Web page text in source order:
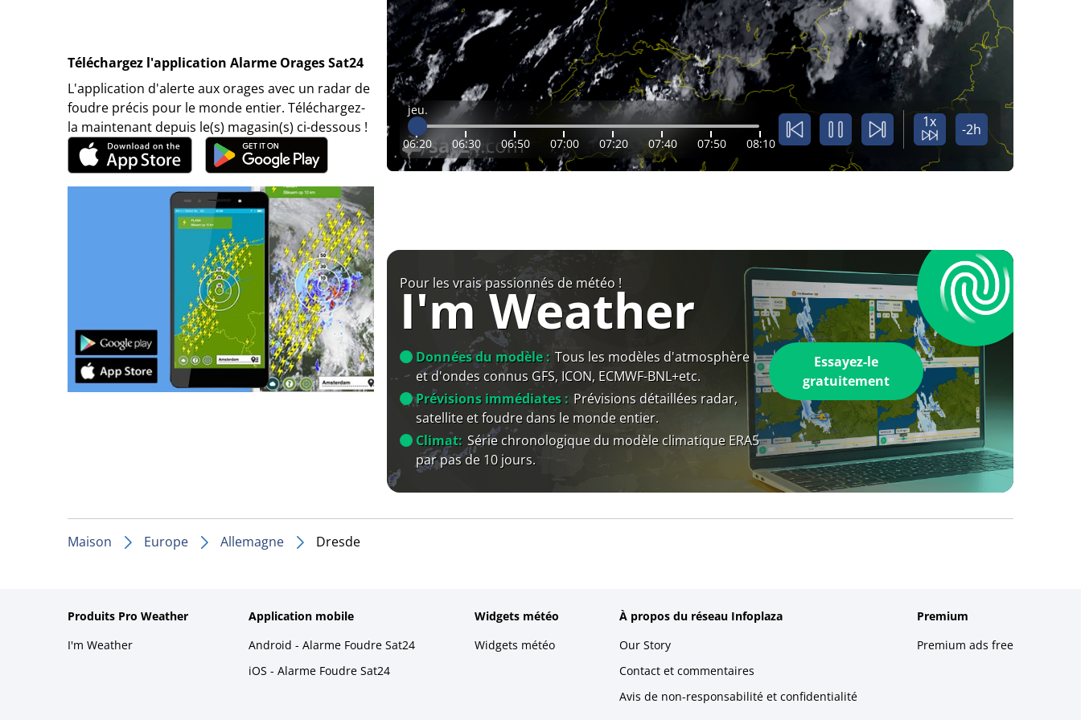
Téléchargez l'application Alarme Orages Sat24
L'application d'alerte aux orages avec un radar de
foudre précis pour le monde entier. Téléchargez-
la maintenant depuis le(s) magasin(s) ci-dessous !
jeu.
06:20 06:30 06:50 07:00 07:20 07:40 07:50 08:10
1x -2h
Pour les vrais passionnés de météo !
I'm Weather
Données du modèle : Tous les modèles d'atmosphère
et d'ondes connus GFS, ICON, ECMWF-BNL+etc.
Prévisions immédiates : Prévisions détaillées radar,
satellite et foudre dans le monde entier.
Climat: Série chronologique du modèle climatique ERA5
par pas de 10 jours.
Essayez-le
gratuitement
Maison Europe Allemagne Dresde
Produits Pro Weather
I'm Weather
Application mobile
Android - Alarme Foudre Sat24
iOS - Alarme Foudre Sat24
Widgets météo
Widgets météo
À propos du réseau Infoplaza
Our Story
Contact et commentaires
Avis de non-responsabilité et confidentialité
Premium
Premium ads free